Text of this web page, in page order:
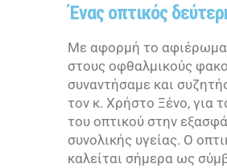
Ένας οπτικός
Με αφορμή το
στους οφθαλμικούς
συναντήσαμε και
τον κ. Χρήστο Ξένο, για
του οπτικού στην
συνολικής υγείας. Ο
καλείται σήμερα ως